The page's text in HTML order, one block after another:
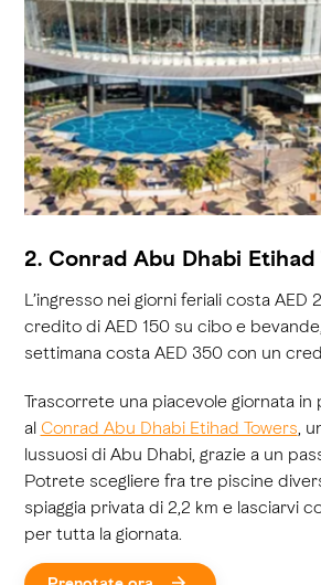
2. Conrad Abu Dhabi Etihad
L’ingresso nei giorni feriali costa AED
credito di AED 150 su cibo e
settimana costa AED 350 con un
Trascorrete una piacevole giornata in
al Conrad Abu Dhabi Etihad Towers ,
lussuosi di Abu Dhabi, grazie a un
Potrete scegliere fra tre piscine
spiaggia privata di 2,2 km e lasciarvi
per tutta la giornata.